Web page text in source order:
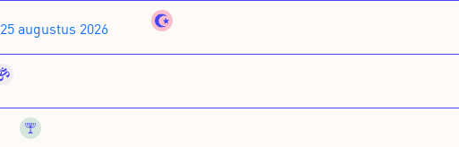
25 augustus 2026